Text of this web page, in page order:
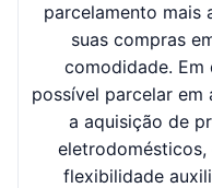
parcelamento mais
suas compras
comodidade. Em
possível parcelar
a aquisição de
eletrodomésticos,
flexibilidade